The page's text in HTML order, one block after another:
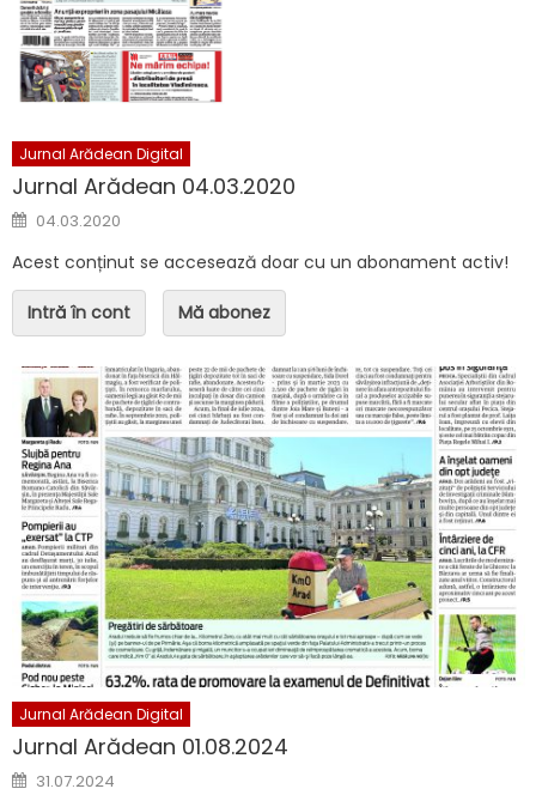
Jurnal Arădean Digital
Jurnal Arădean 04.03.2020
Posted on
04.03.2020
Acest conținut se accesează doar cu un abonament activ!
Intră în cont Mă abonez
Jurnal Arădean Digital
Jurnal Arădean 01.08.2024
Posted on
31.07.2024